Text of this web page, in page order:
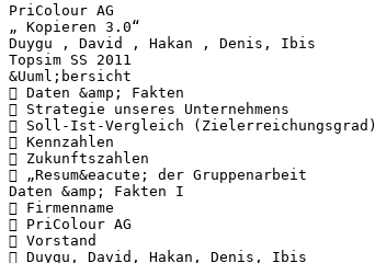
PriColour AG
„ Kopieren 3.0“
Duygu , David , Hakan , Denis, Ibis
Topsim SS 2011
&Uuml;bersicht
 Daten &amp; Fakten
 Strategie unseres Unternehmens
 Soll-Ist-Vergleich (Zielerreichungsgrad)
 Kennzahlen
 Zukunftszahlen
 „Resum&eacute; der Gruppenarbeit
Daten &amp; Fakten I
 Firmenname
 PriColour AG
 Vorstand
 Duygu, David, Hakan, Denis, Ibis